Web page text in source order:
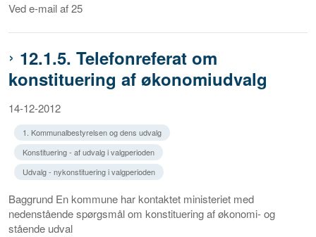
Ved e-mail af 25
12.1.5. Telefonreferat om
konstituering af økonomiudvalg
14-12-2012
1. Kommunalbestyrelsen og dens udvalg
Konstituering - af udvalg i valgperioden
Udvalg - nykonstituering i valgperioden
Baggrund En kommune har kontaktet ministeriet med
nedenstående spørgsmål om konstituering af økonomi- og
stående udval